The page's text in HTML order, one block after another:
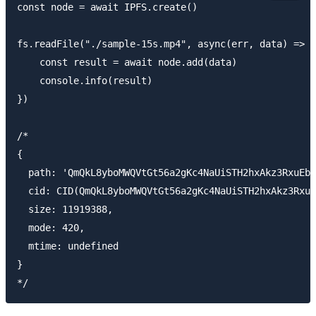
const node = await IPFS.create()
fs.readFile("./sample-15s.mp4", async(err, data) => {
    const result = await node.add(data)
    console.info(result)
})
/*
{
path:
cid:
  size: 11919388,
  mode: 420,
  mtime: undefined
}